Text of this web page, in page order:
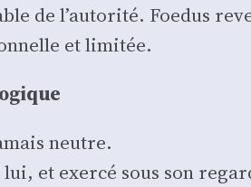
de l’autorité. Foe­dus
et limi­tée.
neutre.
et exer­cé sous son